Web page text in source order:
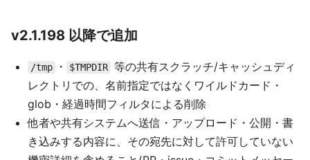
v2.1.198 以降で追加
/tmp ・ $TMPDIR 等の共有スクラッチ/キャッシュディ
レクトリでの、名前指定ではなくワイルドカード・
glob・経過時間フィルタによる削除
他者や共有システムへ送信・アップロード・公開・書
き込みする内容に、その宛先に対して許可していない